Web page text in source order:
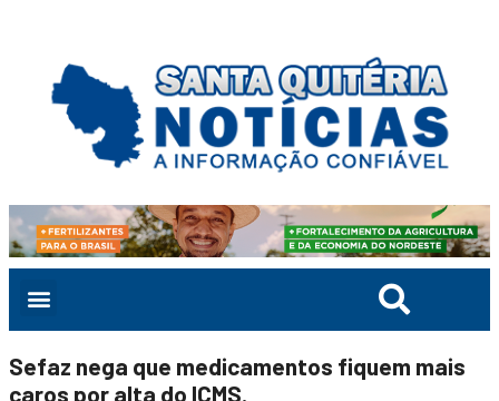
Sefaz nega que medicamentos fiquem mais
caros por alta do ICMS.